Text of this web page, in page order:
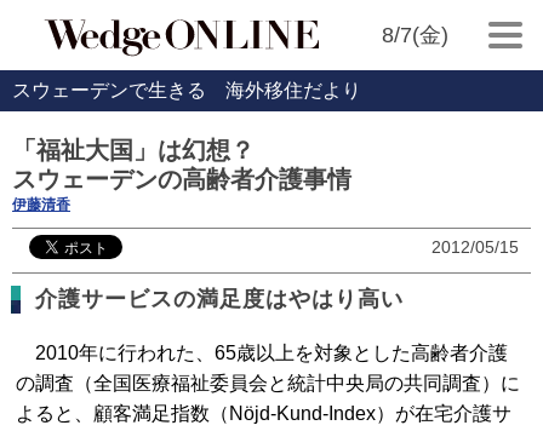
8/7(金)
スウェーデンで生きる 海外移住だより
「福祉大国」は幻想？
スウェーデンの高齢者介護事情
伊藤清香
2012/05/15
介護サービスの満足度はやはり高い
2010年に行われた、65歳以上を対象とした高齢者介護
の調査（全国医療福祉委員会と統計中央局の共同調査）に
よると、顧客満足指数（Nöjd-Kund-Index）が在宅介護サ